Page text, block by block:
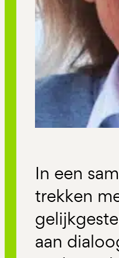
In een
trekken
aan